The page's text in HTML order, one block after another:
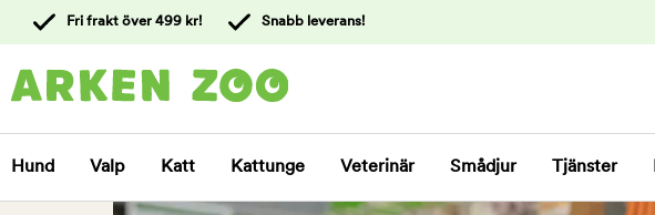
kundtjänst
Fri frakt över 499 kr! Snabb leverans!
Hund Valp Katt Kattunge Veterinär Smådjur Tjänster